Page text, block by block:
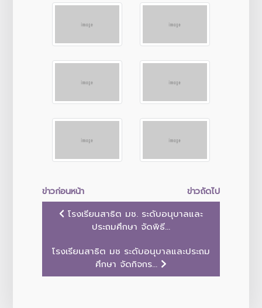
ข่าวก่อนหน้า
ข่าวถัดไป
โรงเรียนสาธิต มช. ระดับอนุบาลและ
ประถมศึกษา จัดพิธี...
โรงเรียนสาธิต มช ระดับอนุบาลและประถม
ศึกษา จัดกิจกร...